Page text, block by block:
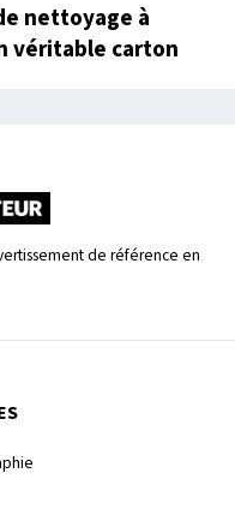
nettoyage à
véritable carton
de référence en